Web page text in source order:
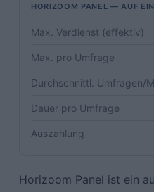
HORIZOOM PANEL — AUF
Max. Verdienst (effektiv)
Max. pro Umfrage
Durchschnittl. Umfragen/
Dauer pro Umfrage
Auszahlung
Horizoom Panel ist ein